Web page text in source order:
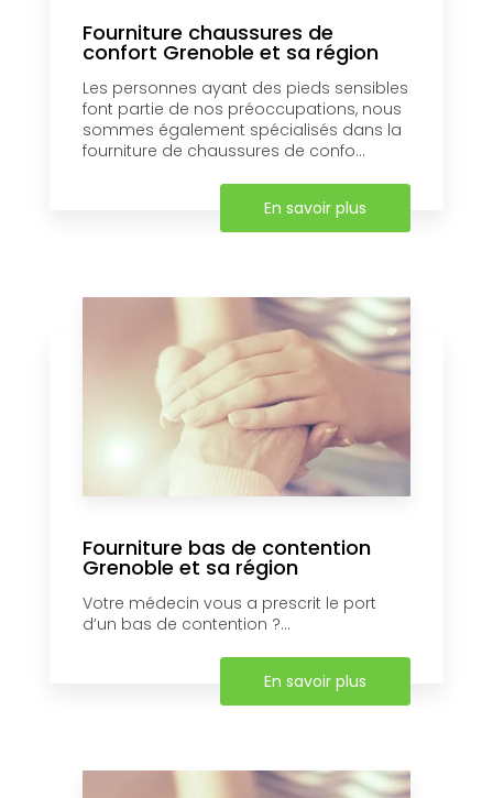
Fourniture chaussures de
confort Grenoble et sa région
Les personnes ayant des pieds sensibles
font partie de nos préoccupations, nous
sommes également spécialisés dans la
fourniture de chaussures de confo...
En savoir plus
Fourniture bas de contention
Grenoble et sa région
Votre médecin vous a prescrit le port
d’un bas de contention ?...
En savoir plus